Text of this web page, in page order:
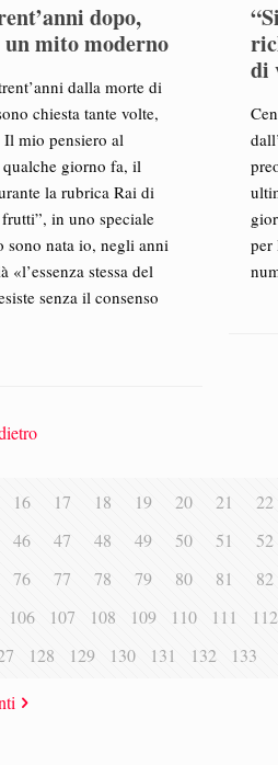
dopo,
mito moderno
dalla morte di
chiesta tante volte,
Il mio pensiero al
giorno fa, il
la rubrica Rai di
in uno speciale
sono nata io, negli anni
«l’essenza stessa del
senza il consenso
di
per
16 17 18 19 20 21 22
46 47 48 49 50 51 52
76 77 78 79 80 81 82
106 107 108 109 110 111 112
128 129 130 131 132 133